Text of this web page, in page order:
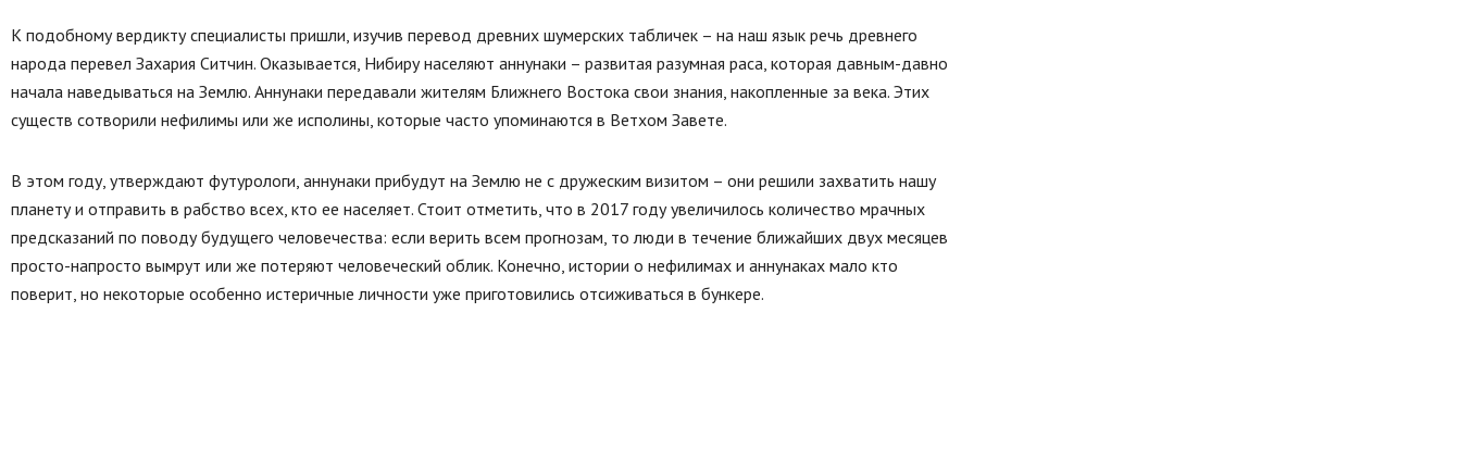
К подобному вердикту специалисты пришли, изучив перевод древних шумерских табличек – на наш язык речь древнего
народа перевел Захария Ситчин. Оказывается, Нибиру населяют аннунаки – развитая разумная раса, которая давным-давно
начала наведываться на Землю. Аннунаки передавали жителям Ближнего Востока свои знания, накопленные за века. Этих
существ сотворили нефилимы или же исполины, которые часто упоминаются в Ветхом Завете.
В этом году, утверждают футурологи, аннунаки прибудут на Землю не с дружеским визитом – они решили захватить нашу
планету и отправить в рабство всех, кто ее населяет. Стоит отметить, что в 2017 году увеличилось количество мрачных
предсказаний по поводу будущего человечества: если верить всем прогнозам, то люди в течение ближайших двух месяцев
просто-напросто вымрут или же потеряют человеческий облик. Конечно, истории о нефилимах и аннунаках мало кто
поверит, но некоторые особенно истеричные личности уже приготовились отсиживаться в бункере.